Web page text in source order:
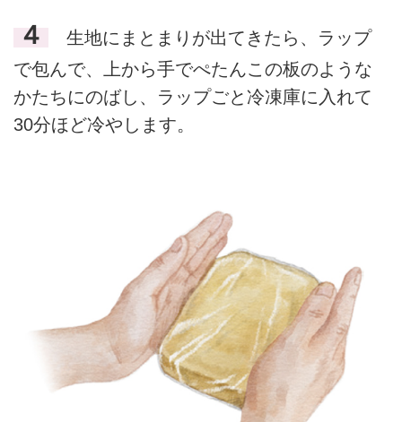
４
生地にまとまりが出てきたら、ラップ
で包んで、上から手でぺたんこの板のような
かたちにのばし、ラップごと冷凍庫に入れて
30分ほど冷やします。